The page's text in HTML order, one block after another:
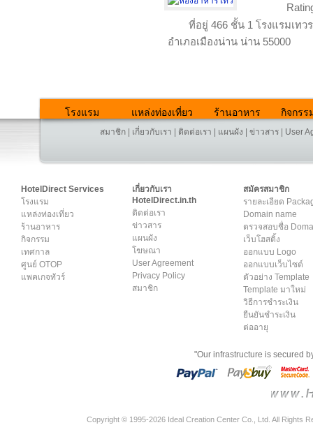
ที่อยู่ 466 ชั้น 1 โรงแรมเทว
อำเภอเมืองน่าน น่าน 55000
โรงแรม แหล่งท่องเที่ยว ร้านอาหาร กิจกรร
สมาชิก เกี่ยวกับเรา ติดต่อเรา แผนผัง ข่าวสาร User
HotelDirect Services
โรงแรม
แหล่งท่องเที่ยว
ร้านอาหาร
กิจกรรม
เทศกาล
ศูนย์ OTOP
แพคเกจทัวร์
เกี่ยวกับเรา
HotelDirect.in.th
ติดต่อเรา
ข่าวสาร
แผนผัง
โฆษณา
User Agreement
Privacy Policy
สมาชิก
สมัครสมาชิก
รายละเอียด
Domain name
ตรวจสอบชื่อ
เว็บโฮสติ้ง
ออกแบบ Logo
ออกแบบเว็บไซต์
ตัวอย่าง Template
Template มาใหม่
วิธีการชำระเงิน
ยืนยันชำระเงิน
ต่ออายุ
"Our infrastructure is secured
Copyright © 1995-2026 Ideal Creation Center Co., Ltd. All Rights